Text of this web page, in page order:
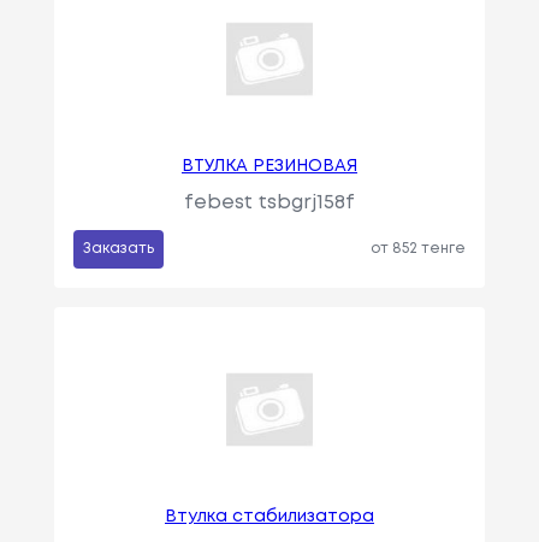
ВТУЛКА РЕЗИНОВАЯ
febest tsbgrj158f
Заказать от 852 тенге
Втулка стабилизатора